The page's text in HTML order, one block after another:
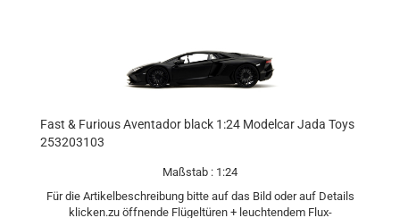
Fast & Furious Aventador black 1:24 Modelcar Jada Toys
253203103
Maßstab : 1:24
Für die Artikelbeschreibung bitte auf das Bild oder auf Details
klicken.zu öffnende Flügeltüren + leuchtendem Flux-